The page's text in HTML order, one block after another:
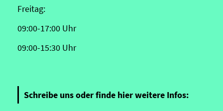
Freitag:
09:00-17:00 Uhr
09:00-15:30 Uhr
Schreibe uns oder finde hier weitere Infos: